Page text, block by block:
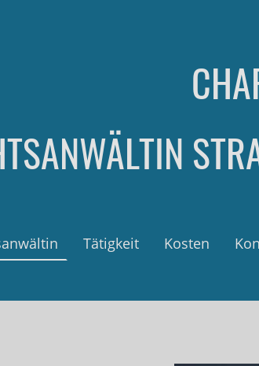
Tätigkeit Kosten